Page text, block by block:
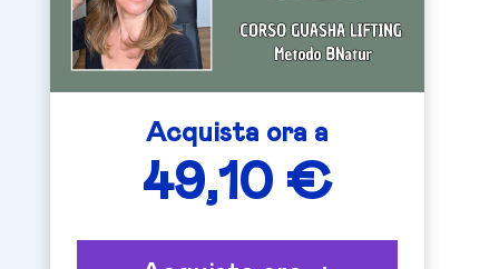
Acquista ora a
49,10 €